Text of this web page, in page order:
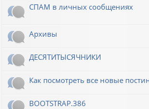
СПАМ в личных сообщениях
Архивы
ДЕСЯТИТЫСЯЧНИКИ
Как посмотреть все новые
BOOTSTRAP.386